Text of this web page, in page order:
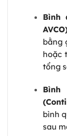
Bình
bằng
hoặc
tổng
bình
sau